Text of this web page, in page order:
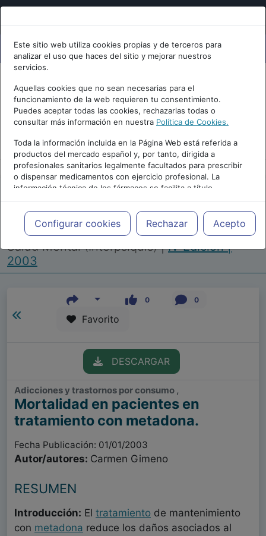
Este sitio web utiliza cookies propias y de terceros para
analizar el uso que haces del sitio y mejorar nuestros
servicios.
Aquellas cookies que no sean necesarias para el
funcionamiento de la web requieren tu consentimiento.
Puedes aceptar todas las cookies, rechazarlas todas o
consultar más información en nuestra Política de Cookies.
Toda la información incluida en la Página Web está referida a
productos del mercado español y, por tanto, dirigida a
profesionales sanitarios legalmente facultados para prescribir
o dispensar medicamentos con ejercicio profesional. La
información técnica de los fármacos se facilita a título
meramente informativo, siendo responsabilidad de los
profesionales facultados prescribir medicamentos y decidir, en
cada caso concreto, el tratamiento más adecuado a las
necesidades del paciente.
Configurar cookies Rechazar Acepto
Repositorio de Artículos |Congreso Virtual
Internacional de Psiquiatría, Psicología y
Salud Mental (Interpsiquis)|IV Edición |
2003
0 0
Favorito
DESCARGAR
Adicciones y trastornos por consumo ,
Mortalidad en pacientes en
tratamiento con metadona.
Fecha Publicación: 01/01/2003
Autor/autores: Carmen Gimeno
RESUMEN
Introducción: El tratamiento de mantenimiento
con metadona reduce los daños asociados al